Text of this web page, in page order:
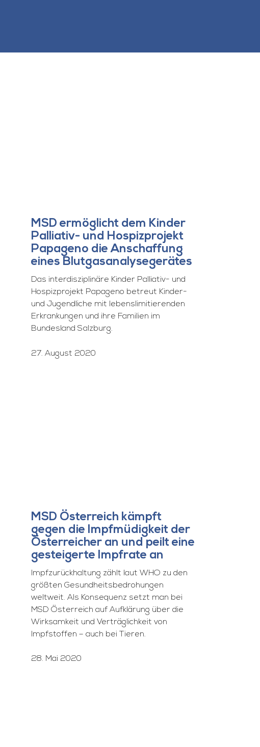
MSD ermöglicht dem Kinder
Palliativ- und Hospizprojekt
Papageno die Anschaffung
eines Blutgasanalysegerätes
Das interdisziplinäre Kinder Palliativ- und
Hospizprojekt Papageno betreut Kinder-
und Jugendliche mit lebenslimitierenden
Erkrankungen und ihre Familien im
Bundesland Salzburg.
27. August 2020
MSD Österreich kämpft
gegen die Impfmüdigkeit der
Österreicher an und peilt eine
gesteigerte Impfrate an
Impfzurückhaltung zählt laut WHO zu den
größten Gesundheitsbedrohungen
weltweit. Als Konsequenz setzt man bei
MSD Österreich auf Aufklärung über die
Wirksamkeit und Verträglichkeit von
Impfstoffen – auch bei Tieren.
28. Mai 2020